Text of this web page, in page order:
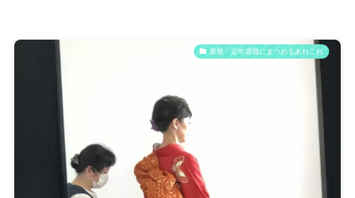
還暦・定年退職にまつわるあれこれ